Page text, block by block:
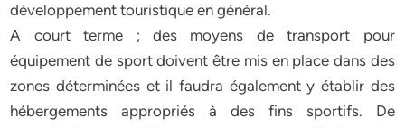
développement touristique en général.
A court terme ; des moyens de transport pour
équipement de sport doivent être mis en place dans des
zones déterminées et il faudra également y établir des
hébergements appropriés à des fins sportifs. De